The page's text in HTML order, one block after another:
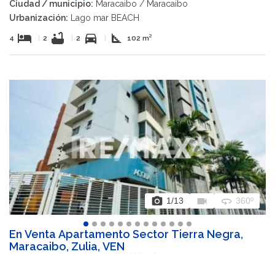
Ciudad / municipio: Maracaibo / Maracaibo
Urbanización: Lago mar BEACH
4 hotel 2 bathtub 2 directions_car square_foot 102 m²
photo_camera 1/13 videocam 360 360º
En Venta Apartamento Sector Tierra Negra,
Maracaibo, Zulia, VEN